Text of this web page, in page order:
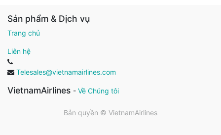
Sản phẩm & Dịch vụ
Trang chủ
Liên hệ
Telesales@vietnamairlines.com
VietnamAirlines - Về Chúng tôi
Bản quyền © VietnamAirlines